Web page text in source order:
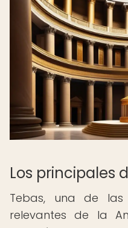
Los principales
Tebas, una de las
relevantes de la